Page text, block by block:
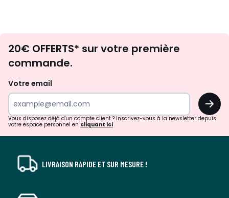
d'inspirations
surprises?
20€ OFFERTS* sur votre première
commande.
Votre email
OK
Vous disposez déjà d'un compte client ? Inscrivez-vous à la newsletter depuis
votre espace personnel en cliquant ici
LIVRAISON RAPIDE ET SUR MESURE !